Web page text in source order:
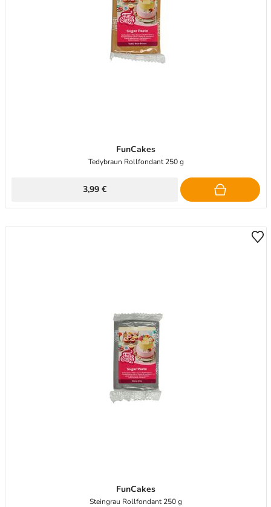
FunCakes
Tedybraun Rollfondant 250 g
3,99 €
FunCakes
Steingrau Rollfondant 250 g